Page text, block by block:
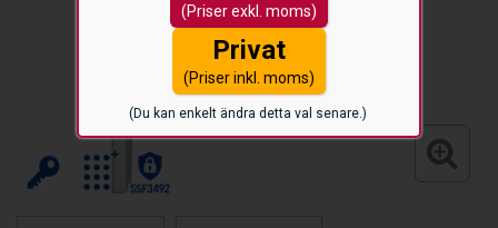
(Priser exkl. moms)
Privat
(Priser inkl. moms)
(Du kan enkelt ändra detta val senare.)